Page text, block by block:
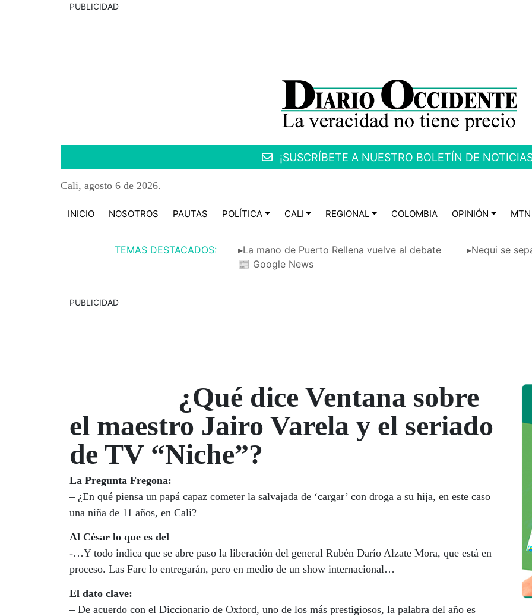
PUBLICIDAD
¡SUSCRÍBETE A NUESTRO BOLETÍN DE
Cali, agosto 6 de 2026.
INICIO NOSOTROS PAUTAS POLÍTICA CALI REGIONAL COLOMBIA OPINIÓN MTN
TEMAS DESTACADOS: ▸La mano de Puerto Rellena vuelve al debate
▸Nequi se
📰 Google News
PUBLICIDAD
¿Qué dice Ventana sobre
el maestro Jairo Varela y el seriado
de TV “Niche”?
La Pregunta Fregona:
– ¿En qué piensa un papá capaz cometer la salvajada de ‘cargar’ con droga a su hija, en este caso
una niña de 11 años, en Cali?
Al César lo que es del
-…Y todo indica que se abre paso la liberación del general Rubén Darío Alzate Mora, que está en
proceso. Las Farc lo entregarán, pero en medio de un show internacional…
El dato clave:
– De acuerdo con el Diccionario de Oxford, uno de los más prestigiosos, la palabra del año es